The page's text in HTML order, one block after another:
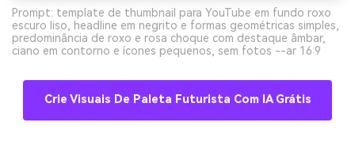
Prompt: template de thumbnail para YouTube em fundo roxo
escuro liso, headline em negrito e formas geométricas simples,
predominância de roxo e rosa choque com destaque âmbar,
ciano em contorno e ícones pequenos, sem fotos --ar 16:9
Crie Visuais De Paleta Futurista Com IA Grátis